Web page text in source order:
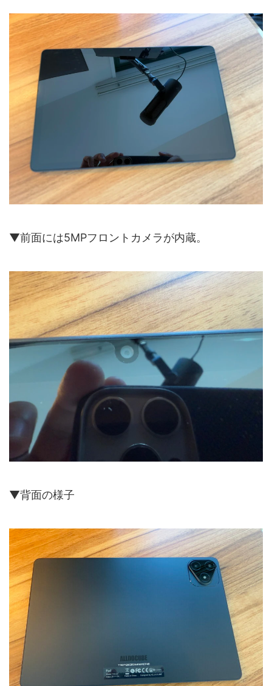
▼前面には5MPフロントカメラが内蔵。
▼背面の様子